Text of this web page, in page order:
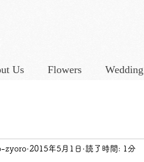
Us Flowers Wedding
zyoro 2015年5月1日 読了時間: 1分